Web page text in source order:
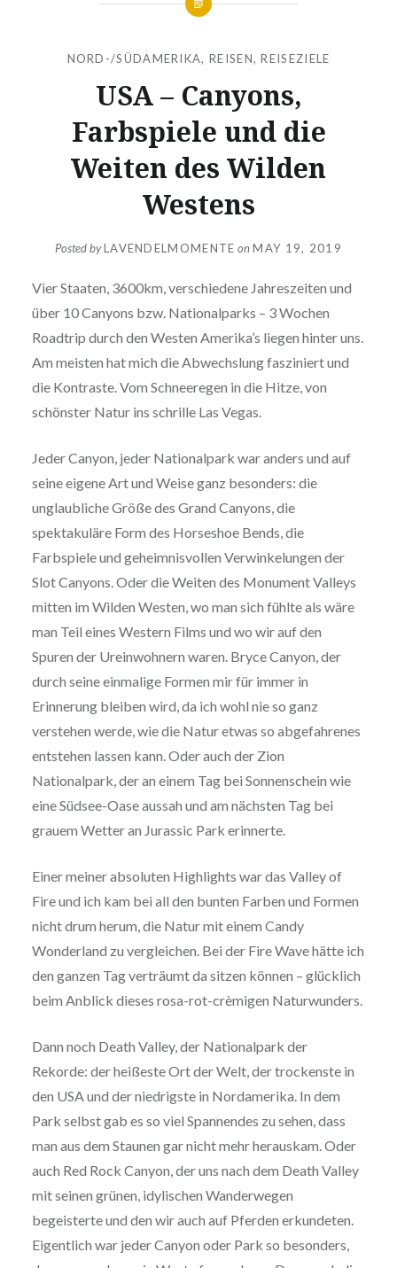
NORD-/SÜDAMERIKA, REISEN,REISEZIELE
USA – Canyons,
Farbspiele und die
Weiten des Wilden
Westens
Posted byLAVENDELMOMENTE onMAY 19, 2019
Vier Staaten, 3600km, verschiedene Jahreszeiten und
über 10 Canyons bzw. Nationalparks – 3 Wochen
Roadtrip durch den Westen Amerika’s liegen hinter uns.
Am meisten hat mich die Abwechslung fasziniert und
die Kontraste. Vom Schneeregen in die Hitze, von
schönster Natur ins schrille Las Vegas.
Jeder Canyon, jeder Nationalpark war anders und auf
seine eigene Art und Weise ganz besonders: die
unglaubliche Größe des Grand Canyons, die
spektakuläre Form des Horseshoe Bends, die
Farbspiele und geheimnisvollen Verwinkelungen der
Slot Canyons. Oder die Weiten des Monument Valleys
mitten im Wilden Westen, wo man sich fühlte als wäre
man Teil eines Western Films und wo wir auf den
Spuren der Ureinwohnern waren. Bryce Canyon, der
durch seine einmalige Formen mir für immer in
Erinnerung bleiben wird, da ich wohl nie so ganz
verstehen werde, wie die Natur etwas so abgefahrenes
entstehen lassen kann. Oder auch der Zion
Nationalpark, der an einem Tag bei Sonnenschein wie
eine Südsee-Oase aussah und am nächsten Tag bei
grauem Wetter an Jurassic Park erinnerte.
Einer meiner absoluten Highlights war das Valley of
Fire und ich kam bei all den bunten Farben und Formen
nicht drum herum, die Natur mit einem Candy
Wonderland zu vergleichen. Bei der Fire Wave hätte ich
den ganzen Tag verträumt da sitzen können – glücklich
beim Anblick dieses rosa-rot-crèmigen Naturwunders.
Dann noch Death Valley, der Nationalpark der
Rekorde: der heißeste Ort der Welt, der trockenste in
den USA und der niedrigste in Nordamerika. In dem
Park selbst gab es so viel Spannendes zu sehen, dass
man aus dem Staunen gar nicht mehr herauskam. Oder
auch Red Rock Canyon, der uns nach dem Death Valley
mit seinen grünen, idylischen Wanderwegen
begeisterte und den wir auch auf Pferden erkundeten.
Eigentlich war jeder Canyon oder Park so besonders,